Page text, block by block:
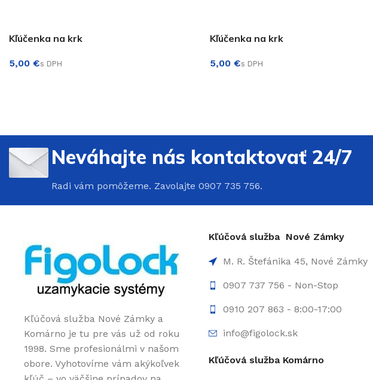
Kľúčenka na krk
€
Kľúčenka na krk
€
Neváhajte nás kontaktovať 24/7
Radi vám pomôžeme. Zavolajte 0907 735 756.
Kľúčová služba Nové Zámky a
Komárno je tu pre vás už od roku
1998. Sme profesionálmi v našom
obore. Vyhotovíme vám akýkoľvek
Kľúčová služba Nové Zámky
M. R. Štefánika 45, Nové Zámky
0907 737 756 - Non-Stop
0910 207 863 - 8:00-17:00
info@figolock.sk
Kľúčová služba Komárno